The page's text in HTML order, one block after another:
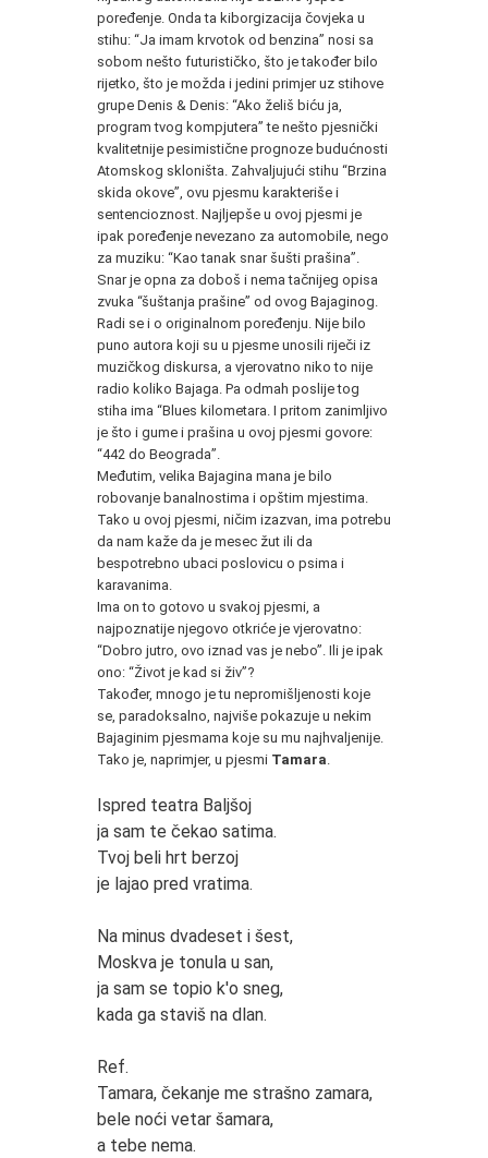
poređenje. Onda ta kiborgizacija čovjeka u
stihu: “Ja imam krvotok od benzina” nosi sa
sobom nešto futurističko, što je također bilo
rijetko, što je možda i jedini primjer uz stihove
grupe Denis & Denis: “Ako želiš biću ja,
program tvog kompjutera” te nešto pjesnički
kvalitetnije pesimistične prognoze budućnosti
Atomskog skloništa. Zahvaljujući stihu “Brzina
skida okove”, ovu pjesmu karakteriše i
sentencioznost. Najljepše u ovoj pjesmi je
ipak poređenje nevezano za automobile, nego
za muziku: “Kao tanak snar šušti prašina”.
Snar je opna za doboš i nema tačnijeg opisa
zvuka “šuštanja prašine” od ovog Bajaginog.
Radi se i o originalnom poređenju. Nije bilo
puno autora koji su u pjesme unosili riječi iz
muzičkog diskursa, a vjerovatno niko to nije
radio koliko Bajaga. Pa odmah poslije tog
stiha ima “Blues kilometara. I pritom zanimljivo
je što i gume i prašina u ovoj pjesmi govore:
“442 do Beograda”.
Međutim, velika Bajagina mana je bilo
robovanje banalnostima i opštim mjestima.
Tako u ovoj pjesmi, ničim izazvan, ima potrebu
da nam kaže da je mesec žut ili da
bespotrebno ubaci poslovicu o psima i
karavanima.
Ima on to gotovo u svakoj pjesmi, a
najpoznatije njegovo otkriće je vjerovatno:
“Dobro jutro, ovo iznad vas je nebo”. Ili je ipak
ono: “Život je kad si živ”?
Također, mnogo je tu nepromišljenosti koje
se, paradoksalno, najviše pokazuje u nekim
Bajaginim pjesmama koje su mu najhvaljenije.
Tako je, naprimjer, u pjesmi Tamara
Ispred teatra Baljšoj
ja sam te čekao satima.
Tvoj beli hrt berzoj
je lajao pred vratima.
Na minus dvadeset i šest,
Moskva je tonula u san,
ja sam se topio k'o sneg,
kada ga staviš na dlan.
Ref.
Tamara, čekanje me strašno zamara,
bele noći vetar šamara,
a tebe nema.